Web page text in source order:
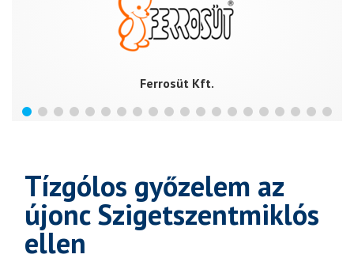
Ferrosüt Kft.
Tízgólos győzelem az
újonc Szigetszentmiklós
ellen